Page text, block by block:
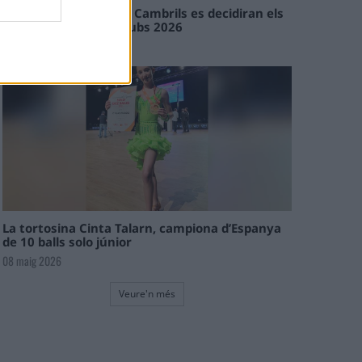
En les tirades de Flix i Cambrils es decidiran els
campions de l’Interclubs 2026
La tortosina Cinta Talarn, campiona d’Espanya
de 10 balls solo júnior
08 maig 2026
Veure'n més